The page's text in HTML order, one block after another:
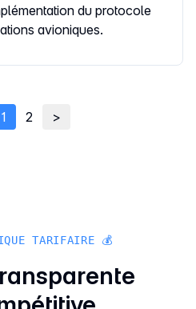
du protocole
avioniques.
1 2 >
TARIFAIRE 💰